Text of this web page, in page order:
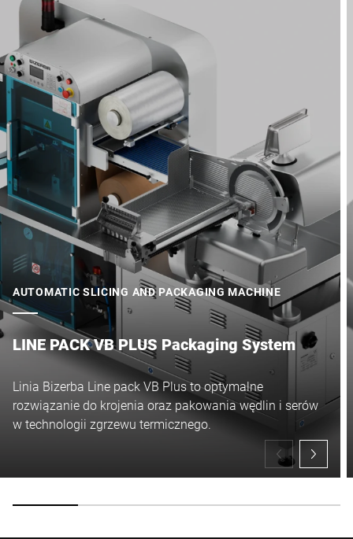
AUTOMATIC SLICING AND PACKAGING MACHINE
LINE PACK VB PLUS Packaging System
Linia Bizerba Line pack VB Plus to optymalne
rozwiązanie do krojenia oraz pakowania wędlin i serów
w technologii zgrzewu termicznego.